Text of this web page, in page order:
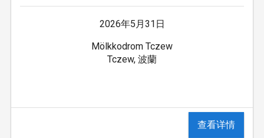
2026年5月31日
Mölkkodrom Tczew
Tczew, 波蘭
查看详情